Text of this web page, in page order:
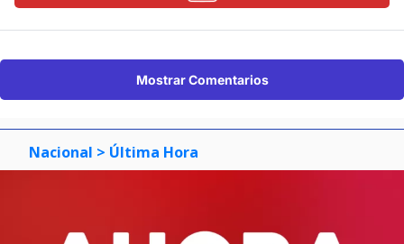
Mostrar Comentarios
Nacional > Última Hora